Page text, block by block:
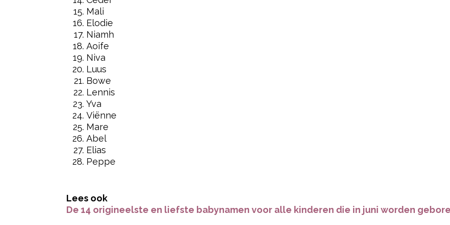
Mali
Elodie
Niamh
Aoife
Niva
Luus
Bowe
Lennis
Yva
Viënne
Mare
Abel
Elias
Peppe
Lees ook
De 14 origineelste en liefste babynamen voor alle kinderen die in juni worden